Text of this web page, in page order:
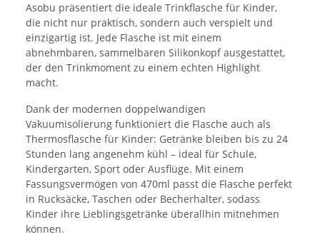
Asobu präsentiert die ideale Trinkflasche für Kinder,
die nicht nur praktisch, sondern auch verspielt und
einzigartig ist. Jede Flasche ist mit einem
abnehmbaren, sammelbaren Silikonkopf ausgestattet,
der den Trinkmoment zu einem echten Highlight
macht.
Dank der modernen doppelwandigen
Vakuumisolierung funktioniert die Flasche auch als
Thermosflasche für Kinder: Getränke bleiben bis zu 24
Stunden lang angenehm kühl – ideal für Schule,
Kindergarten, Sport oder Ausflüge. Mit einem
Fassungsvermögen von 470ml passt die Flasche perfekt
in Rucksäcke, Taschen oder Becherhalter, sodass
Kinder ihre Lieblingsgetränke überallhin mitnehmen
können.